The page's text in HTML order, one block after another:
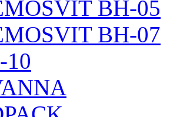
BH-05
BH-07